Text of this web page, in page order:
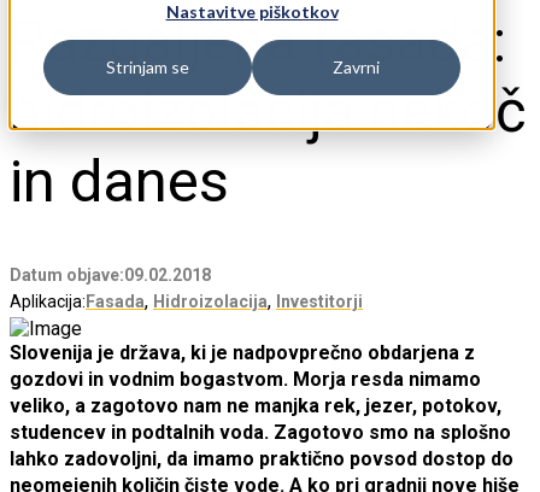
Nastavitve piškotkov
Strinjam se Zavrni
Razgaljena fasada:
hidroizolacija nekoč
in danes
Datum objave:09.02.2018
Aplikacija: Fasada, Hidroizolacija, Investitorji
Slovenija je država, ki je nadpovprečno obdarjena z
gozdovi in vodnim bogastvom. Morja resda nimamo
veliko, a zagotovo nam ne manjka rek, jezer, potokov,
studencev in podtalnih voda. Zagotovo smo na splošno
lahko zadovoljni, da imamo praktično povsod dostop do
neomejenih količin čiste vode. A ko pri gradnji nove hiše